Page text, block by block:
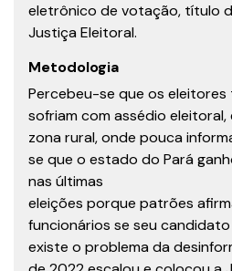
eletrônico de votação, título
Justiça Eleitoral.
Metodologia
Percebeu-se que os eleitores
sofriam com assédio eleitoral,
zona rural, onde pouca
se que o estado do Pará
nas últimas
eleições porque patrões
funcionários se seu
existe o problema da